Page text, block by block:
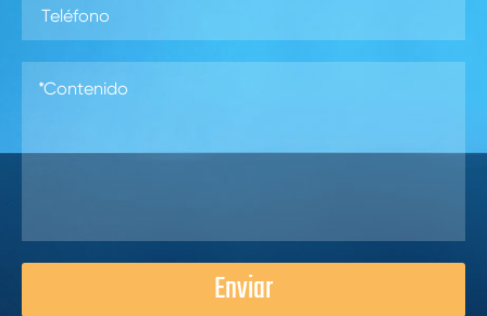
Enviar